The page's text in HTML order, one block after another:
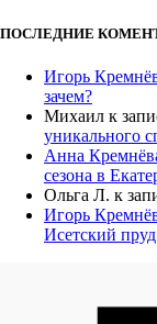
ПОСЛЕДНИЕ
Игорь
зачем?
Михаил к
уникального
Анна
сезона в
Ольга Л. к
Игорь
Исетский пруд